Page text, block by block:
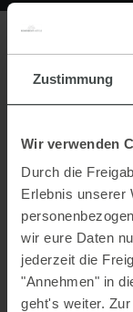
Zustimmung
Wir verwenden
Durch die
Erlebnis unserer
wir eure Daten
jederzeit die
"Annehmen" in
geht's weiter. Zur
Ourreception